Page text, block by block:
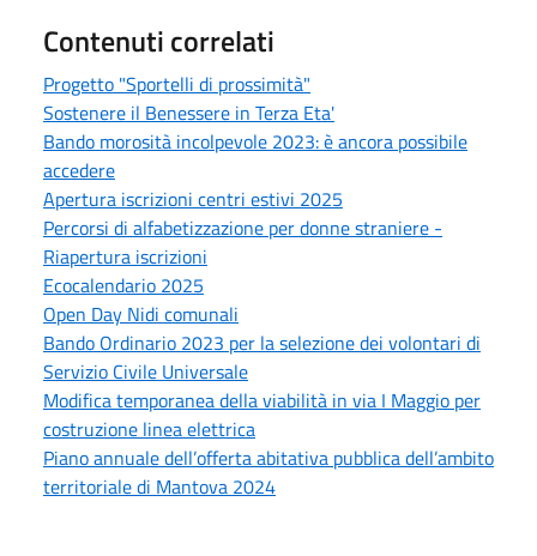
Contenuti correlati
Progetto "Sportelli di prossimità"
Sostenere il Benessere in Terza Eta'
Bando morosità incolpevole 2023: è ancora possibile
accedere
Apertura iscrizioni centri estivi 2025
Percorsi di alfabetizzazione per donne straniere -
Riapertura iscrizioni
Ecocalendario 2025
Open Day Nidi comunali
Bando Ordinario 2023 per la selezione dei volontari di
Servizio Civile Universale
Modifica temporanea della viabilità in via I Maggio per
costruzione linea elettrica
Piano annuale dell’offerta abitativa pubblica dell’ambito
territoriale di Mantova 2024